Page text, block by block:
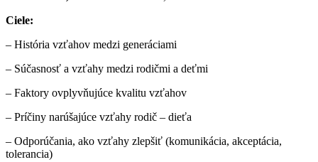
Ciele:
– História vzťahov medzi generáciami
– Súčasnosť a vzťahy medzi rodičmi a deťmi
– Faktory ovplyvňujúce kvalitu vzťahov
– Príčiny narúšajúce vzťahy rodič – dieťa
– Odporúčania, ako vzťahy zlepšiť (komunikácia, akceptácia,
tolerancia)